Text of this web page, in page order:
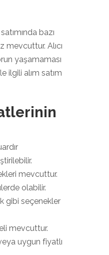
bazı
mevcuttur. Alıcı
yaşamaması
ilgili alım satım
mevcuttur.
olabilir.
gibi seçenekler
mevcuttur.
uygun fiyatlı